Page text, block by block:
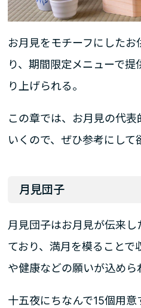
お月見をモチーフにした
り、期間限定メニューで
り上げられる。
この章では、お月見の代
いくので、ぜひ参考にして
月見団子
月見団子はお月見が伝来
ており、満月を模ることで
や健康などの願いが込めら
十五夜にちなんで15個用意